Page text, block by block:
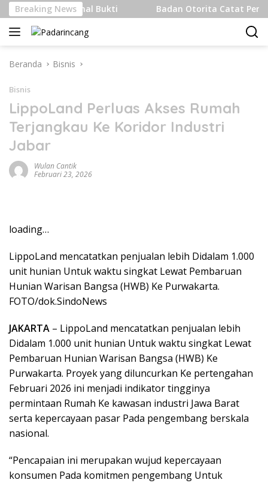
Langsung
ke
konten
Breaking News
Internasional Bukti Badan Otorita Catat
Beranda Bisnis
Bisnis
LippoLand Perluas Akses Rumah
Terjangkau Ke Koridor Industri
Jabar
Wulan Cantik
Februari 23, 2026
loading…
LippoLand mencatatkan penjualan lebih Didalam 1.000
unit hunian Untuk waktu singkat Lewat Pembaruan
Hunian Warisan Bangsa (HWB) Ke Purwakarta.
FOTO/dok.SindoNews
JAKARTA – LippoLand mencatatkan penjualan lebih
Didalam 1.000 unit hunian Untuk waktu singkat Lewat
Pembaruan Hunian Warisan Bangsa (HWB) Ke
Purwakarta. Proyek yang diluncurkan Ke pertengahan
Februari 2026 ini menjadi indikator tingginya
permintaan Rumah Ke kawasan industri Jawa Barat
serta kepercayaan pasar Pada pengembang berskala
nasional.
“Pencapaian ini merupakan wujud kepercayaan
konsumen Pada komitmen pengembang Untuk